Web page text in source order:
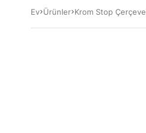
Ev Ürünler Krom Stop Çerçeve